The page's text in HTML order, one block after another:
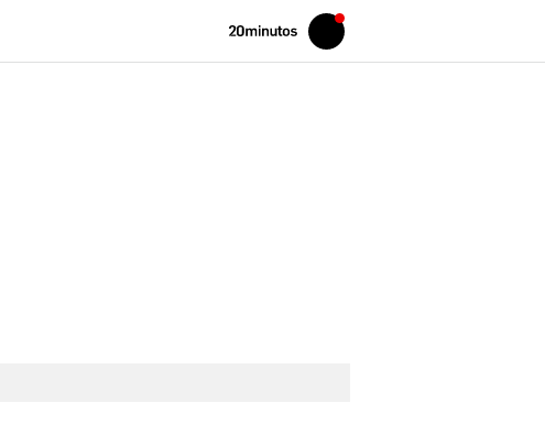
Volver
Iniciar
sesión